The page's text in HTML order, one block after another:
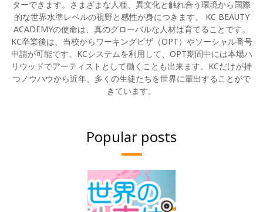
ターできます。さまざまな人種、異文化と触れ合う環境から国際
的な世界水準レベルの視野と感性が身につきます。 KC BEAUTY
ACADEMYの使命は、真のグローバルな人材は育てることです。
KC卒業後は、当校からワーキングビザ（OPT）やソーシャル番号
申請が可能です。KCシステムを利用して、OPT期間中には本場ハ
リウッドでアーティストとして働くことも出来ます。KCだけが持
つノウハウから近年、多くの生徒たちを世界に輩出することがで
きています。
Popular posts